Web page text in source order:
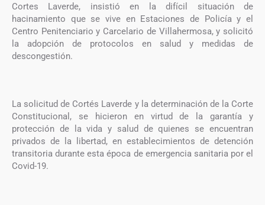
Cortes Laverde, insistió en la difícil situación de
hacinamiento que se vive en Estaciones de Policía y el
Centro Penitenciario y Carcelario de Villahermosa, y solicitó
la adopción de protocolos en salud y medidas de
descongestión.
La solicitud de Cortés Laverde y la determinación de la Corte
Constitucional, se hicieron en virtud de la garantía y
protección de la vida y salud de quienes se encuentran
privados de la libertad, en establecimientos de detención
transitoria durante esta época de emergencia sanitaria por el
Covid-19.